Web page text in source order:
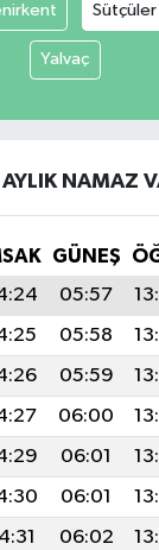
Sütçüler
Yalvaç
NAMAZ
GÜNEŞ
05:57
05:58
05:59
06:00
06:01
06:01
06:02